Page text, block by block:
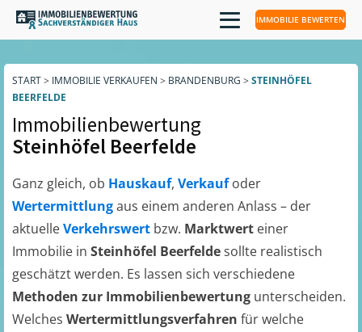
IMMOBILIE BEWERTEN
START> IMMOBILIE VERKAUFEN > BRANDENBURG > STEINHÖFEL
BEERFELDE
Immobilienbewertung
Steinhöfel Beerfelde
Ganz gleich, ob Hauskauf, Verkaufoder
Wertermittlungaus einem anderen Anlass – der
aktuelleVerkehrswert bzw. Marktwert einer
Immobilie in Steinhöfel Beerfeldesollte realistisch
geschätzt werden. Es lassen sich verschiedene
Methoden zur Immobilienbewertung unterscheiden.
Welches Wertermittlungsverfahren für welche